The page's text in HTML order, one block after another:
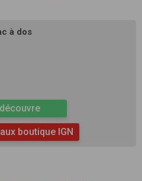
à dos
boutique IGN